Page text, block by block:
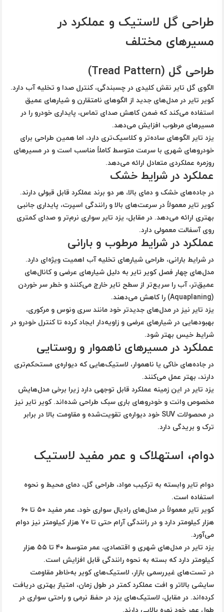
طراحی گل لاستیک و عملکرد در
مسیرهای مختلف
طراحی گل (Tread Pattern)
الگوی گل تایر نقش کلیدی در چسبندگی، کنترل صدا و تخلیه آب دارد.
کویر تایر در مدل‌های جدید از الگوهای نامتقارن و شیارهای عمیق
استفاده می‌کند که ضمن کاهش صدای تماس، پایداری خودرو را در
مسیرهای مرطوب افزایش می‌دهد.
یزد تایر الگوهای ساده‌تر و کلاسیک‌تری دارد، اما همین طراحی برای
خودروهای شهری با سرعت متوسط کاملاً مناسب است و در مسیرهای
روزمره عملکردی متعادل ارائه می‌دهد.
عملکرد در شرایط خشک
در جاده‌های خشک و دمای بالا، هر دو برند عملکرد قابل قبولی دارند.
کویر تایر معمولاً در سرعت‌های بالا و رانندگی اسپرت، پایداری جانبی
بهتری ارائه می‌دهد. در مقابل، یزد تایر سواری نرم‌تر و صدای کمتری
روی آسفالت معمولی دارد.
عملکرد در شرایط مرطوب و بارانی
در شرایط بارانی، طراحی شیارهای تخلیه آب اهمیت ویژه‌ای دارد.
مدل‌های چهار فصل کویر تایر به دلیل شیارهای عرضی و کانال‌های
عمیق‌تر، آب را سریع‌تر از سطح تایر خارج می‌کنند و خطر سر خوردن
(Aquaplaning) را کاهش می‌دهند.
یزد تایر نیز در مدل‌های جدیدتر خود مانند سری ونوس و مرکوری،
بهبودهایی در شیارهای عرضی و زاویه‌دار ایجاد کرده تا کنترل خودرو در
شرایط خیس بهتر شود.
عملکرد در مسیرهای ناهموار و روستایی
در جاده‌های خاکی یا ناهموار، لاستیک‌هایی که دیواره‌ی مستحکم‌تری
دارند، بهتر عمل می‌کنند.
یزد تایر در این زمینه عملکرد قابل توجهی دارد زیرا برخی مدل‌هایش
مخصوص وانت و خودروهای باری سبک طراحی شده‌اند. کویر تایر نیز
در محصولات SUV خود دیواره‌ی تقویت‌شده و مقاومت بالا در برابر
ترک و بریدگی دارد.
دوام، استهلاک و عمر مفید لاستیک
دوام تایر وابسته به ترکیب مواد، طراحی گل، دمای محیط و نحوه
استفاده است.
کویر تایر
معمولاً در مدل‌های رادیال سواری خود، عمر مفید ۵۰ تا ۶۰
هزار کیلومتر دارد و در رانندگی آرام حتی تا ۷۰ هزار کیلومتر نیز دوام
می‌آورد.
یزد تایر
در مدل‌های شهری و اقتصادی، عمر متوسط ۴۰ تا ۵۵ هزار
کیلومتر دارد که بسته به نحوه رانندگی قابل افزایش است.
در تست‌های غیررسمی بازار، لاستیک‌های کویر به‌خاطر مقاومت
سایشی بالاتر و افت عملکرد کمتر در طول زمان، امتیاز بهتری دریافت
کرده‌اند. در مقابل، لاستیک‌های یزد در حفظ نرمی و راحتی سواری در